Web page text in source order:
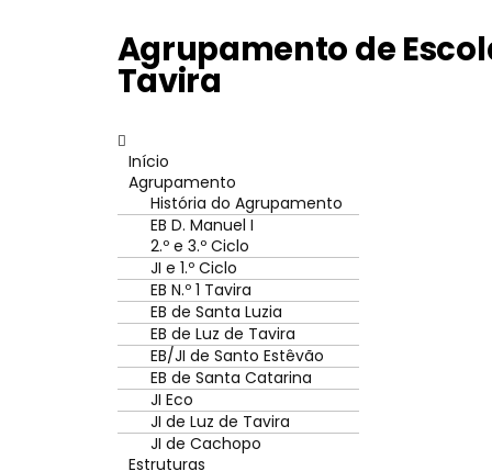
Agrupamento de
Tavira
Início
Agrupamento
História do Agrupamento
EB D. Manuel I
2.º e 3.º Ciclo
JI e 1.º Ciclo
EB N.º 1 Tavira
EB de Santa Luzia
EB de Luz de Tavira
EB/JI de Santo Estêvão
EB de Santa Catarina
JI Eco
JI de Luz de Tavira
JI de Cachopo
Estruturas